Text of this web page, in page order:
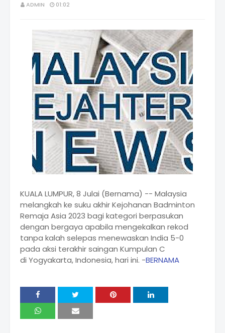
ADMIN 01:02
KUALA LUMPUR, 8 Julai (Bernama) -- Malaysia
melangkah ke suku akhir Kejohanan Badminton
Remaja Asia 2023 bagi kategori berpasukan
dengan bergaya apabila mengekalkan rekod
tanpa kalah selepas menewaskan India 5-0
pada aksi terakhir saingan Kumpulan C
di Yogyakarta, Indonesia, hari ini. -BERNAMA